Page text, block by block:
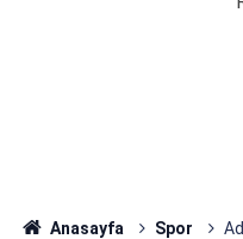
Anasayfa Spor